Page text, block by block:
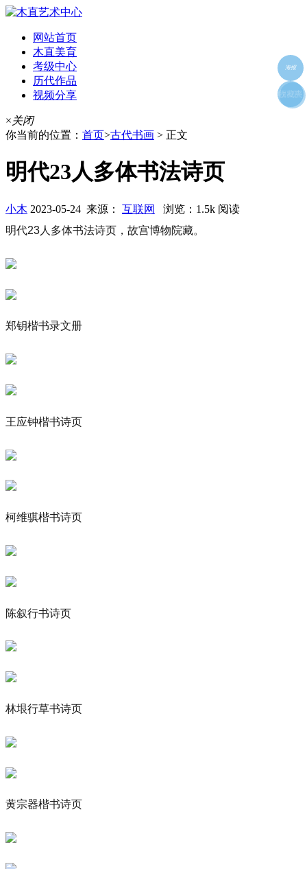
网站首页
木直美育
考级中心
历代作品
视频分享
×关闭
你当前的位置： 首页>古代书画 > 正文
明代23人多体书法诗页
小木 2023-05-24 来源： 互联网
浏览：1.5k 阅读
明代23人多体书法诗页，故宫博物院藏。
郑钥楷书录文册
王应钟楷书诗页
柯维骐楷书诗页
陈叙行书诗页
林垠行草书诗页
黄宗器楷书诗页
海报
好友
朋友圈
收藏夹